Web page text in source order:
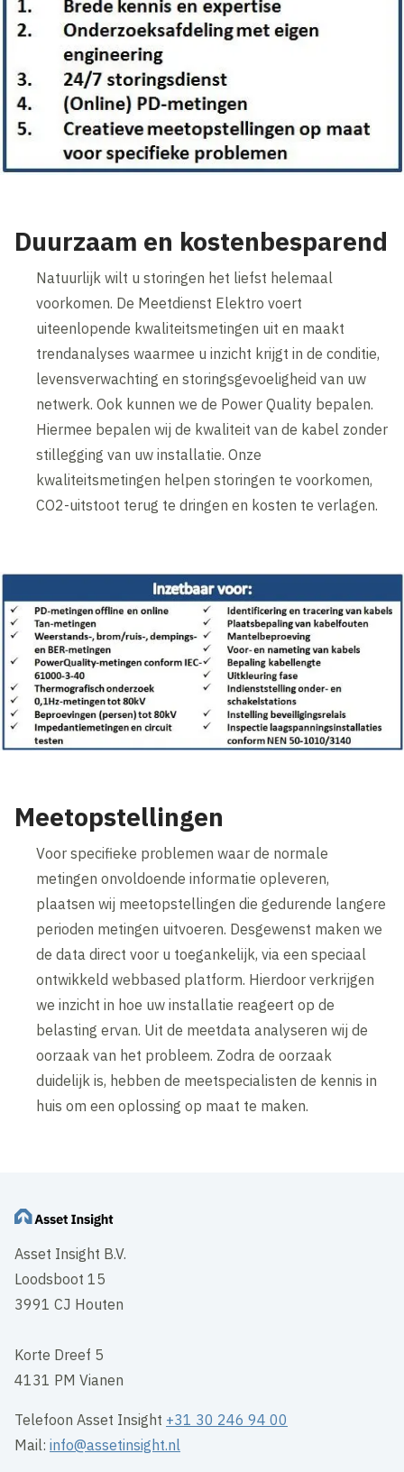
Duurzaam en kostenbesparend
Natuurlijk wilt u storingen het liefst helemaal
voorkomen. De Meetdienst Elektro voert
uiteenlopende kwaliteitsmetingen uit en maakt
trendanalyses waarmee u inzicht krijgt in de conditie,
levensverwachting en storingsgevoeligheid van uw
netwerk. Ook kunnen we de Power Quality bepalen.
Hiermee bepalen wij de kwaliteit van de kabel zonder
stillegging van uw installatie. Onze
kwaliteitsmetingen helpen storingen te voorkomen,
CO2-uitstoot terug te dringen en kosten te verlagen.
Meetopstellingen
Voor specifieke problemen waar de normale
metingen onvoldoende informatie opleveren,
plaatsen wij meetopstellingen die gedurende langere
perioden metingen uitvoeren. Desgewenst maken we
de data direct voor u toegankelijk, via een speciaal
ontwikkeld webbased platform. Hierdoor verkrijgen
we inzicht in hoe uw installatie reageert op de
belasting ervan. Uit de meetdata analyseren wij de
oorzaak van het probleem. Zodra de oorzaak
duidelijk is, hebben de meetspecialisten de kennis in
huis om een oplossing op maat te maken.
Asset Insight B.V.
Loodsboot 15
3991 CJ Houten
Korte Dreef 5
4131 PM Vianen
Telefoon Asset Insight +31 30 246 94 00
Mail:info@assetinsight.nl